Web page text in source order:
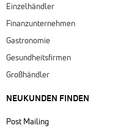
Einzelhändler
Finanzunternehmen
Gastronomie
Gesundheitsfirmen
Großhändler
NEUKUNDEN FINDEN
Post Mailing